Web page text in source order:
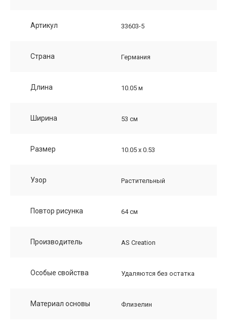
Артикул 33603-5
Страна Германия
Длина 10.05 м
Ширина 53 см
Размер 10.05 х 0.53
Узор Растительный
Повтор рисунка 64 см
Производитель AS Creation
Особые свойства Удаляются без остатка
Материал основы Флизелин